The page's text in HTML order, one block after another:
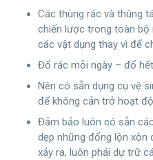
Các thùng rác và thùng
chiến lược trong toàn bộ
các vật dụng thay vì để
Đổ rác mỗi ngày – đổ
Nên có sẵn dụng cụ vệ
để không cản trở hoạt
Đảm bảo luôn có sẵn
dẹp những đống lộn xộn
xảy ra, luôn phải dự trữ